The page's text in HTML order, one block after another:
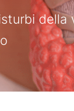
della